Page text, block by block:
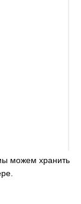
можем хранить